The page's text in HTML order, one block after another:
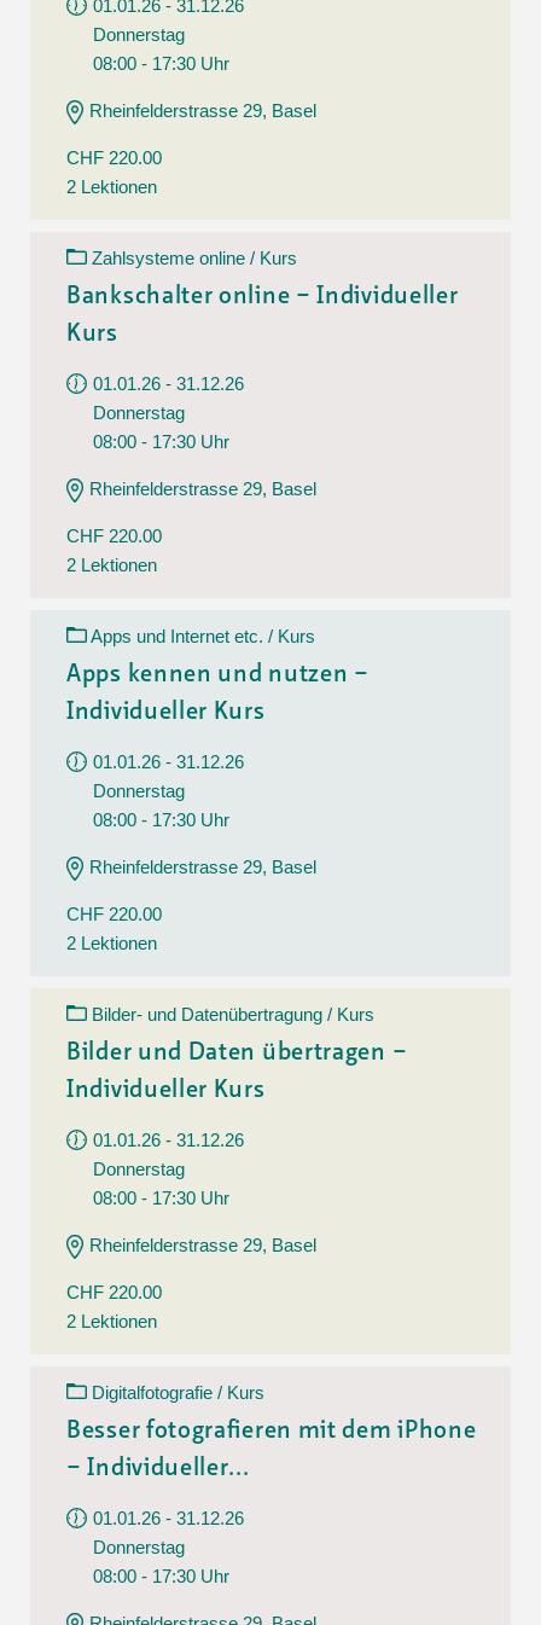
01.01.26 - 31.12.26
Donnerstag
08:00 - 17:30 Uhr
Rheinfelderstrasse 29, Basel
CHF 220.00
2 Lektionen
Zahlsysteme online / Kurs
Bankschalter online – Individueller
Kurs
01.01.26 - 31.12.26
Donnerstag
08:00 - 17:30 Uhr
Rheinfelderstrasse 29, Basel
CHF 220.00
2 Lektionen
Apps und Internet etc. / Kurs
Apps kennen und nutzen –
Individueller Kurs
01.01.26 - 31.12.26
Donnerstag
08:00 - 17:30 Uhr
Rheinfelderstrasse 29, Basel
CHF 220.00
2 Lektionen
Bilder- und Datenübertragung / Kurs
Bilder und Daten übertragen –
Individueller Kurs
01.01.26 - 31.12.26
Donnerstag
08:00 - 17:30 Uhr
Rheinfelderstrasse 29, Basel
CHF 220.00
2 Lektionen
Digitalfotografie / Kurs
Besser fotografieren mit dem iPhone
– Individueller...
01.01.26 - 31.12.26
Donnerstag
08:00 - 17:30 Uhr